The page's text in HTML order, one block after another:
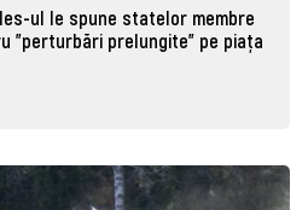
ul le spune statelor membre
"perturbări prelungite" pe piața